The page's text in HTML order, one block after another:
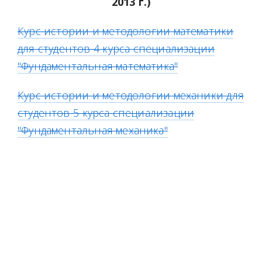
Курс истории и методологии математики
для студентов 4 курса специализации
"Фундаментальная математика"
Курс истории и методологии механики для
студентов 5 курса специализации
"Фундаментальная механика"